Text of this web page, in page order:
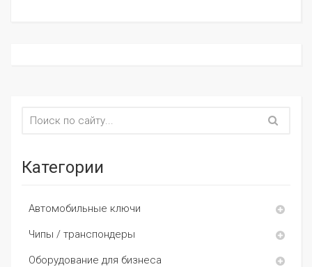
Категории
Автомобильные ключи
Чипы / транспондеры
Оборудование для бизнеса